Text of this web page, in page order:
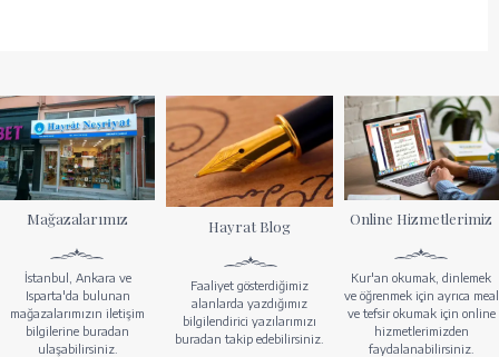
Mağazalarımız
İstanbul, Ankara ve
Isparta'da bulunan
mağazalarımızın iletişim
bilgilerine buradan
ulaşabilirsiniz.
Hayrat Blog
Faaliyet gösterdiğimiz
alanlarda yazdığımız
bilgilendirici yazılarımızı
buradan takip edebilirsiniz.
Online Hizmetlerimiz
Kur'an okumak, dinlemek
ve öğrenmek için ayrıca meal
ve tefsir okumak için online
hizmetlerimizden
faydalanabilirsiniz.